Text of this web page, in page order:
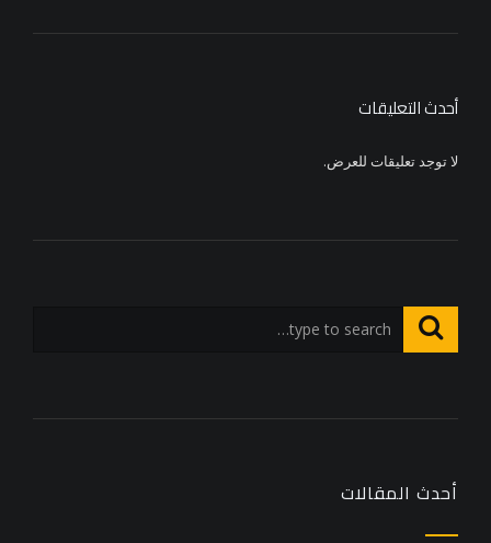
أحدث التعليقات
لا توجد تعليقات للعرض.
أحدث المقالات